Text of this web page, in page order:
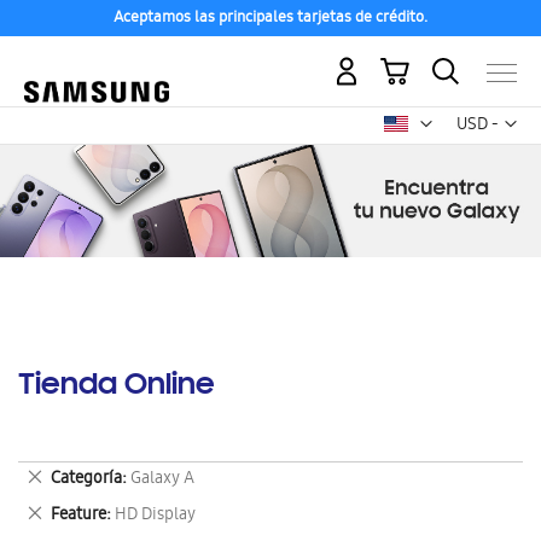
Aceptamos las principales tarjetas de crédito.
USD -
dólar
Mi carrito
Tienda Online
Categoría Galaxy A
Eliminar
este
artículo
Feature HD Display
Eliminar